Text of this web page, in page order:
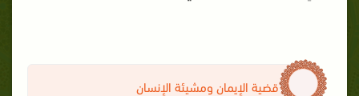
قضية الإيمان ومشيئة الإنسان